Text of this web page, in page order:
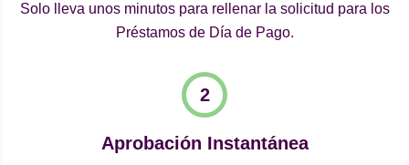
Solo lleva unos minutos para rellenar la solicitud para los
Préstamos de Día de Pago.
Aprobación Instantánea